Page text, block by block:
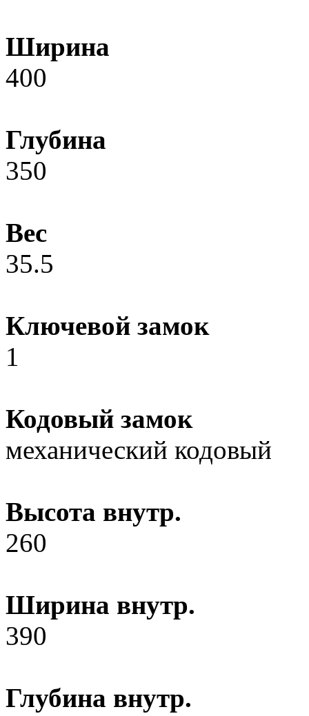
Ширина
400
Глубина
350
Вес
35.5
Ключевой замок
1
Кодовый замок
механический кодовый
Высота внутр.
260
Ширина внутр.
390
Глубина внутр.